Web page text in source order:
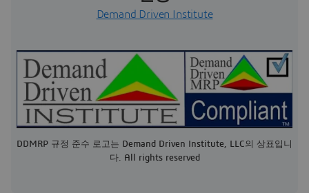
Demand Driven Institute
DDMRP 규정 준수 로고는 Demand Driven Institute, LLC의 상표입니
다. All rights reserved